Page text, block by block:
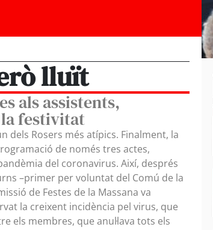
lluït
als assistents,
la festivitat
dels Rosers més atípics. Finalment, la
de només tres actes,
del coronavirus. Així, després
–primer per voluntat del Comú de la
de Festes de la Massana va
la creixent incidència pel virus, que
els membres, que anul·lava tots els